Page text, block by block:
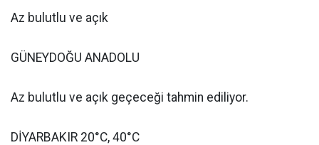
Az bulutlu ve açık
GÜNEYDOĞU ANADOLU
Az bulutlu ve açık geçeceği tahmin ediliyor.
DİYARBAKIR 20°C, 40°C